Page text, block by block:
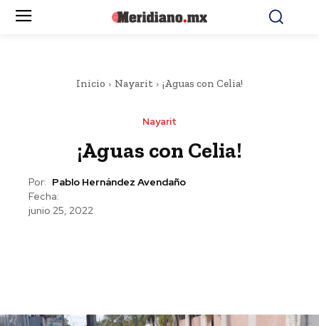
Inicio Nayarit ¡Aguas con Celia!
Nayarit
¡Aguas con Celia!
Por: Pablo Hernández Avendaño
Fecha:
junio 25, 2022